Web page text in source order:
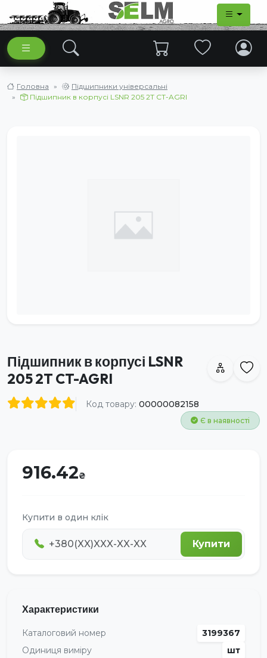
Головна
Підшипники універсальні
Підшипник в корпусі LSNR 205 2T CT-AGRI
Підшипник в корпусі LSNR
205 2T CT-AGRI
Код товару: 00000082158
Є в наявності
916.42
Купити в один клік
Купити
Характеристики
Каталоговий номер
3199367
Одиниця виміру
шт